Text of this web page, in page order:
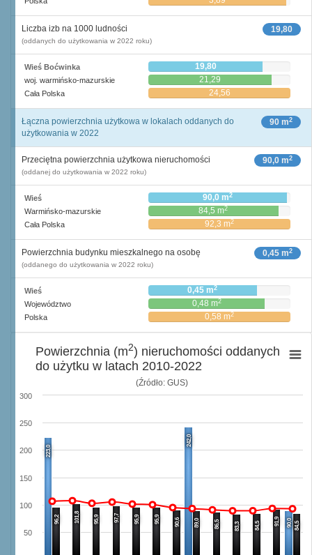
19,80
Liczba izb na 1000 ludności
(oddanych do użytkowania w 2022 roku)
Wieś Boćwinka 19,80
woj. warmińsko-mazurskie 21,29
Cała Polska 24,56
90 m2
Łączna powierzchnia użytkowa w lokalach oddanych do
użytkowania w 2022
90,0 m2
Przeciętna powierzchnia użytkowa nieruchomości
(oddanej do użytkowania w 2022 roku)
Wieś 90,0 m2
Warmińsko-mazurskie 84,5 m2
Cała Polska 92,3 m2
0,45 m2
Powierzchnia budynku mieszkalnego na osobę
(oddanego do użytkowania w 2022 roku)
Wieś 0,45 m2
Województwo 0,48 m2
Polska 0,58 m2
(Źródło: GUS)
223,0
242,0
90,0
96,2 101,8 95,9 97,7 95,9 95,9 90,6 89,0 86,5 83,3 84,5 91,9 84,5
50
100
150
200
250
300
Powierzchnia (m2) nieruchomości oddanych
do użytku w latach 2010-2022